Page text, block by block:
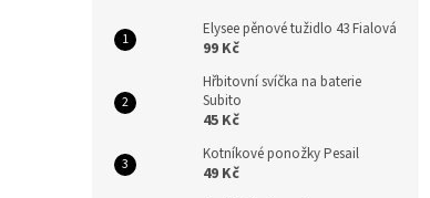
Elysee pěnové tužidlo 43 Fialová
99 Kč
Hřbitovní svíčka na baterie
Subito
45 Kč
Kotníkové ponožky Pesail
49 Kč